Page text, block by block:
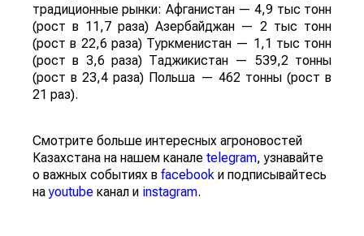
традиционные рынки: Афганистан — 4,9 тыс тонн
(рост в 11,7 раза) Азербайджан — 2 тыс тонн
(рост в 22,6 раза) Туркменистан — 1,1 тыс тонн
(рост в 3,6 раза) Таджикистан — 539,2 тонны
(рост в 23,4 раза) Польша — 462 тонны (рост в
21 раз).
Смотрите больше интересных агроновостей
Казахстана на нашем канале telegram, узнавайте
о важных событиях в facebook и подписывайтесь
наyoutube канал и instagram.